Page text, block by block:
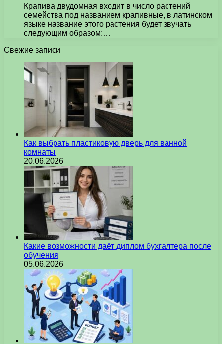
Крапива двудомная входит в число растений
семейства под названием крапивные, в латинском
языке название этого растения будет звучать
следующим образом:…
Свежие записи
Как выбрать пластиковую дверь для ванной
комнаты
20.06.2026
Какие возможности даёт диплом бухгалтера после
обучения
05.06.2026